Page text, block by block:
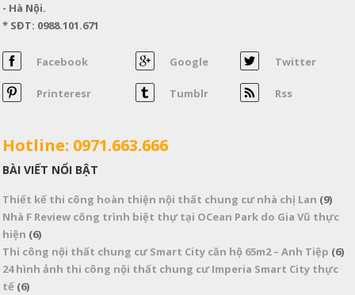
- Hà Nội.
* SĐT: 0988.101.671
Facebook Google Twitter
Printeresr Tumblr Rss
Hotline: 0971.663.666
BÀI VIẾT NỔI BẬT
Thiết kế thi công hoàn thiện nội thất chung cư nhà chị Lan (9)
Nhà F Review công trình biệt thự tại OCean Park do Gia Vũ thực
hiện (6)
Thi công nội thất chung cư Smart City căn hộ 65m2 – Anh Tiệp (6)
24 hình ảnh thi công nội thất chung cư Imperia Smart City thực
tế (6)